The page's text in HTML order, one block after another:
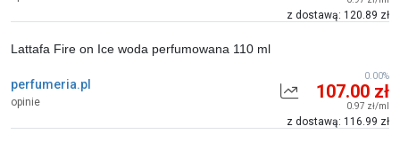
z dostawą: 120.89 zł
perfumeria.pl
opinie
Lattafa Fire on Ice woda perfumowana 110 ml
107.00 zł
0.97 zł/ml
z dostawą: 116.99 zł
0.00%